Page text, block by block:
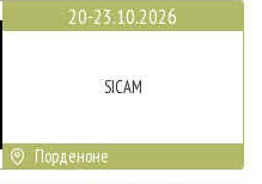
20-23.10.2026
SICAM
Порденоне